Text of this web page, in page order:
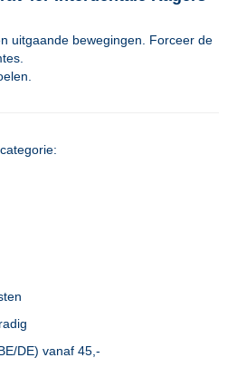
uitgaande bewegingen. Forceer de
DE) vanaf 45,-